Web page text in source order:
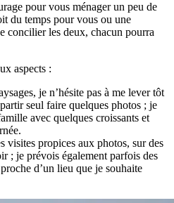
pour vous ménager un peu de
du temps pour vous ou une
concilier les deux, chacun pourra
aspects :
je n’hésite pas à me lever tôt
seul faire quelques photos ; je
avec quelques croissants et
visites propices aux photos, sur des
; je prévois également parfois des
d’un lieu que je souhaite